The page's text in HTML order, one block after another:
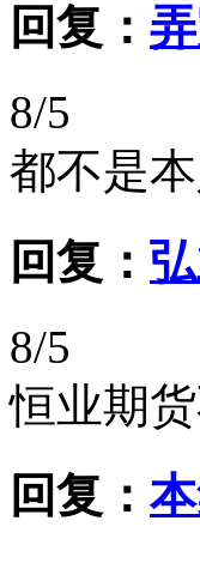
回复：
8/5
都不是
回复：
8/5
恒业期
回复：